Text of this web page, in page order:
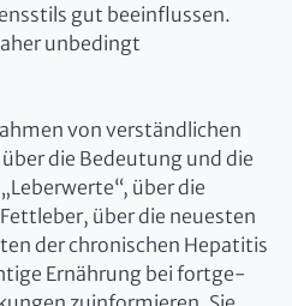
gut beeinflussen.
unbedingt
von verständlichen
die Bedeutung und die
über die
über die neuesten
der chronischen Hepatitis
Ernährung bei fortge-